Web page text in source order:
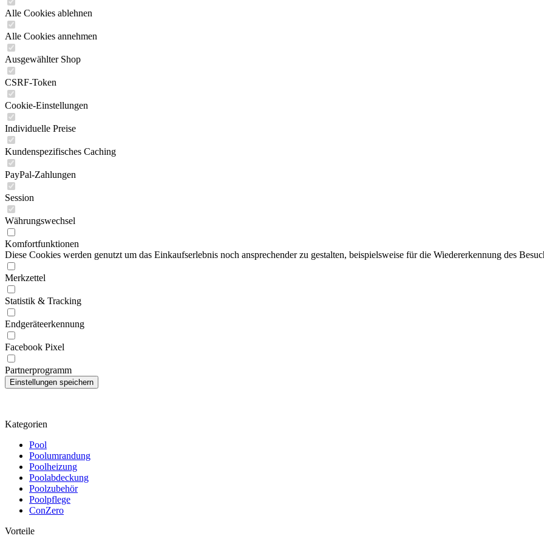
Alle Cookies ablehnen
Alle Cookies annehmen
Ausgewählter Shop
CSRF-Token
Cookie-Einstellungen
Individuelle Preise
Kundenspezifisches Caching
PayPal-Zahlungen
Session
Währungswechsel
Komfortfunktionen
Diese Cookies werden genutzt um das Einkaufserlebnis noch ansprechender zu gestalten, beispielsweise für die Wiedererkennung des
Merkzettel
Statistik & Tracking
Endgeräteerkennung
Facebook Pixel
Partnerprogramm
Kategorien
Pool
Poolumrandung
Poolheizung
Poolabdeckung
Poolzubehör
Poolpflege
ConZero
Vorteile